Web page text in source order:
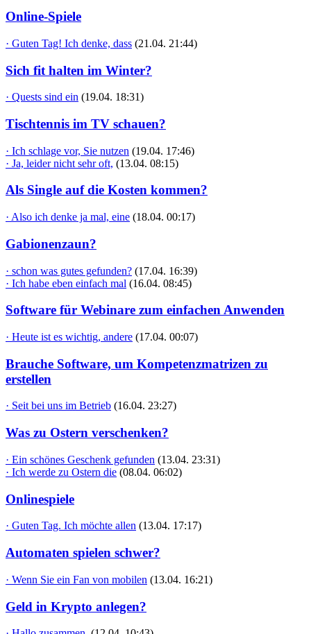
Online-Spiele
· Guten Tag! Ich denke, dass (21.04. 21:44)
Sich fit halten im Winter?
· Quests sind ein (19.04. 18:31)
Tischtennis im TV schauen?
· Ich schlage vor, Sie nutzen (19.04. 17:46)
· Ja, leider nicht sehr oft, (13.04. 08:15)
Als Single auf die Kosten kommen?
· Also ich denke ja mal, eine (18.04. 00:17)
Gabionenzaun?
· schon was gutes gefunden? (17.04. 16:39)
· Ich habe eben einfach mal (16.04. 08:45)
Software für Webinare zum einfachen Anwenden
· Heute ist es wichtig, andere (17.04. 00:07)
Brauche Software, um Kompetenzmatrizen zu
erstellen
· Seit bei uns im Betrieb (16.04. 23:27)
Was zu Ostern verschenken?
· Ein schönes Geschenk gefunden (13.04. 23:31)
· Ich werde zu Ostern die (08.04. 06:02)
Onlinespiele
· Guten Tag. Ich möchte allen (13.04. 17:17)
Automaten spielen schwer?
· Wenn Sie ein Fan von mobilen (13.04. 16:21)
Geld in Krypto anlegen?